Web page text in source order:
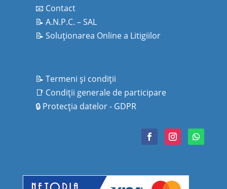
📧 Contact
📝 A.N.P.C. – SAL
📝 Soluționarea Online a Litigiilor
📝 Termeni şi condiţii
📑 Condiţii generale de participare
🔒 Protecţia datelor - GDPR